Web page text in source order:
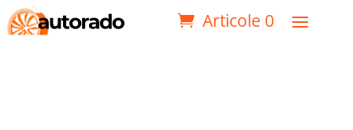
Articole 0